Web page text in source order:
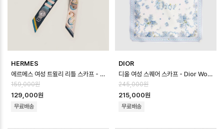
HERMES
에르메스 여성 트윌리 리틀 스카프 - Hermes Womens Twilly Little S…
159,000원
129,000원
무료배송
DIOR
디올 여성 스퀘어 스카프 - Dior Womens Square Scarf - acc8742…
245,000원
215,000원
무료배송